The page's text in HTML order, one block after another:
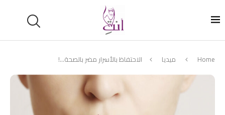
Home ميديا الاحتفاظ بالأسرار مضر بالصحة…!